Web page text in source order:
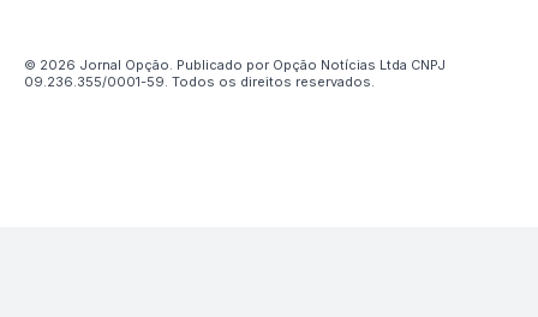
© 2026 Jornal Opção. Publicado por Opção Notícias Ltda CNPJ
09.236.355/0001-59. Todos os direitos reservados.